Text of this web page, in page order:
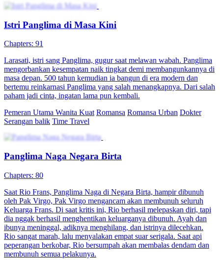
Chapters: 81
Tokoh pria, Chu Yang, yang berasal dari dunia modern, secara
keliru dipanggil oleh Su Daji dari alam semesta paralel. Ia
menggunakan artefak ajaib bernama Spirit Record, mengira Chu
Yang adalah jiwa yang tersisa dari Raja Zhou. Untuk kembali ke
dunia modern, Chu Yang membuat kesepakatan dengan Su Daji